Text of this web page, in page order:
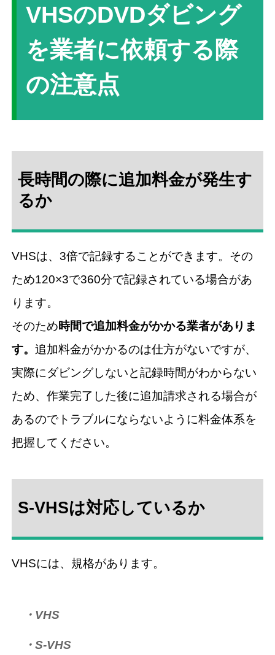
VHSのDVDダビング
を業者に依頼する際
の注意点
長時間の際に追加料金が発生す
るか
VHSは、3倍で記録することができます。その
ため120×3で360分で記録されている場合があ
ります。
そのため時間で追加料金がかかる業者がありま
す。追加料金がかかるのは仕方がないですが、
実際にダビングしないと記録時間がわからない
ため、作業完了した後に追加請求される場合が
あるのでトラブルにならないように料金体系を
把握してください。
S-VHSは対応しているか
VHSには、規格があります。
・VHS
・S-VHS